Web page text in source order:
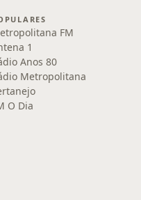
FM
1
Anos 80
Metropolitana
O Dia